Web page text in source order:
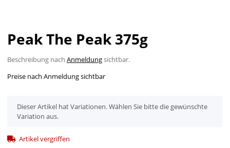
Peak The Peak 375g
Beschreibung nach Anmeldungsichtbar.
Preise nach Anmeldung sichtbar
x
Dieser Artikel hat Variationen. Wählen Sie bitte die gewünschte
Variation aus.
Artikel vergriffen